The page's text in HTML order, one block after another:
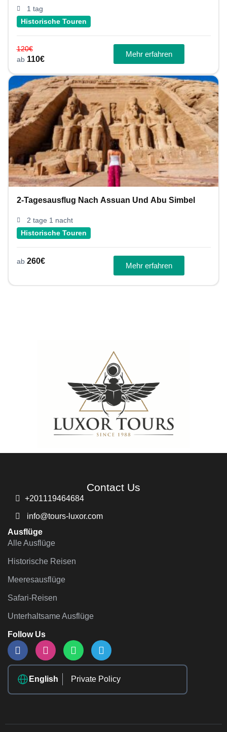
120€
ab 110€
Mehr erfahren
1 tag
Historische Touren
2-Tagesausflug Nach Assuan Und Abu Simbel
ab 260€
Mehr erfahren
2 tage 1 nacht
Historische Touren
Contact Us
+201119464684
info@tours-luxor.com
Ausflüge
Alle Ausflüge
Historische Reisen
Meeresausflüge
Safari-Reisen
Unterhaltsame Ausflüge
Follow Us
English Private Policy